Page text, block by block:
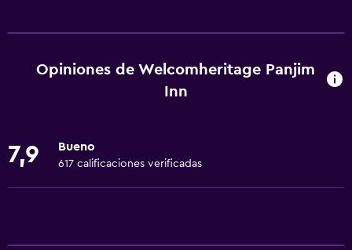
Wifi gratis
Dispositivo hotspot móvil
Wifi disponible en todas las instalaciones
Toallas
Ventilador
Opiniones de Welcomheritage Panjim
Inn
7,9 Bueno
617 calificaciones verificadas